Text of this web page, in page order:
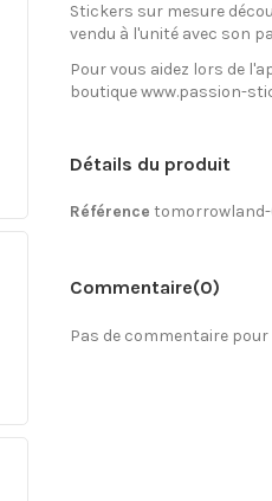
Stickers sur mesure
vendu à l'unité avec son
Pour vous aidez lors de
boutique www.passion-
Détails du produit
Référence tomorrowland-
Commentaire(0)
Pas de commentaire